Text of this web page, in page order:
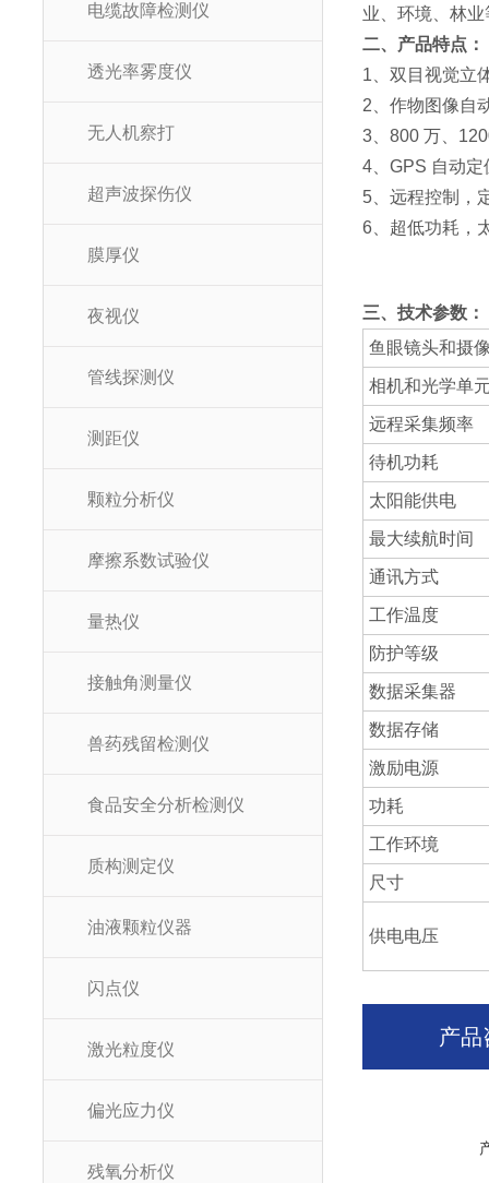
电缆故障检测仪
透光率雾度仪
无人机察打
超声波探伤仪
膜厚仪
夜视仪
管线探测仪
测距仪
颗粒分析仪
摩擦系数试验仪
量热仪
接触角测量仪
兽药残留检测仪
食品安全分析检测仪
质构测定仪
油液颗粒仪器
闪点仪
激光粒度仪
偏光应力仪
残氧分析仪
业、环境、林
二、产品特点：
1、双目视觉立
2、作物图像自
3、800 万、
4、GPS 自动
5、远程控制，
6、超低功耗，
三、技术参数：
鱼眼镜头和摄
相机和光学单
远程采集频率
待机功耗
太阳能供电
最大续航时间
通讯方式
工作温度
防护等级
数据采集器
数据存储
激励电源
功耗
工作环境
尺寸
供电电压
产品